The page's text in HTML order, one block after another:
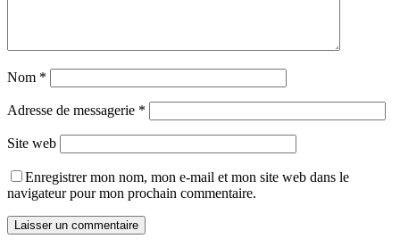
Nom *
Adresse de messagerie *
Site web
Enregistrer mon nom, mon e-mail et mon site web dans le
navigateur pour mon prochain commentaire.